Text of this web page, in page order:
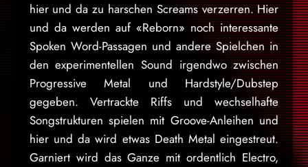
hier und da zu harschen Screams verzerren. Hier
und da werden auf «Reborn» noch interessante
Spoken Word-Passagen und andere Spielchen in
den experimentellen Sound irgendwo zwischen
Progressive Metal und Hardstyle/Dubstep
gegeben. Vertrackte Riffs und wechselhafte
Songstrukturen spielen mit Groove-Anleihen und
hier und da wird etwas Death Metal eingestreut.
Garniert wird das Ganze mit ordentlich Electro,